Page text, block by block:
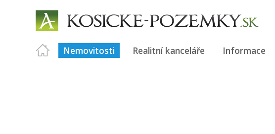
Nemovitosti Realitní kanceláře Informace